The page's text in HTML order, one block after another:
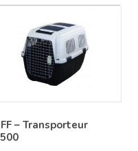
– Transporteur